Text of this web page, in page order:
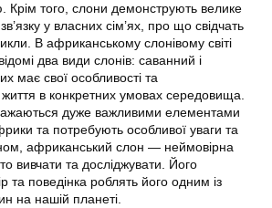
Крім того, слони демонструють велике
у власних сім’ях, про що свідчать
В африканському слонівому світі
два види слонів: саванний і
має свої особливості та
в конкретних умовах середовища.
дуже важливими елементами
та потребують особливої уваги та
африканський слон — неймовірна
вивчати та досліджувати. Його
та поведінка роблять його одним із
на нашій планеті.